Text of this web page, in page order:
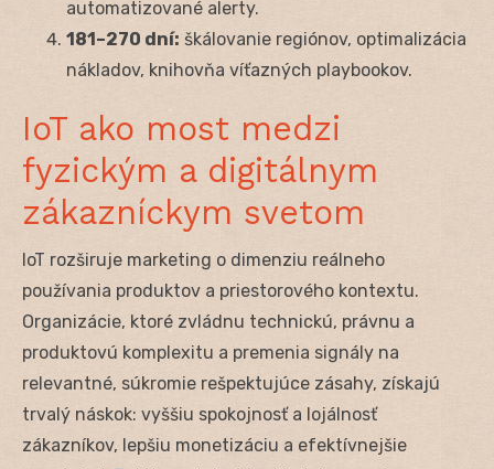
automatizované alerty.
181–270 dní: škálovanie regiónov, optimalizácia
nákladov, knihovňa víťazných playbookov.
IoT ako most medzi
fyzickým a digitálnym
zákazníckym svetom
IoT rozširuje marketing o dimenziu reálneho
používania produktov a priestorového kontextu.
Organizácie, ktoré zvládnu technickú, právnu a
produktovú komplexitu a premenia signály na
relevantné, súkromie rešpektujúce zásahy, získajú
trvalý náskok: vyššiu spokojnosť a lojálnosť
zákazníkov, lepšiu monetizáciu a efektívnejšie